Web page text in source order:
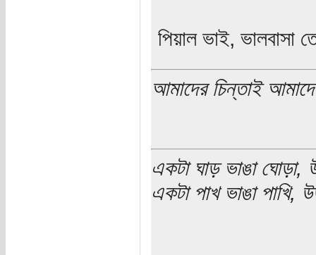
পিয়াল ভাই, ভালবাসা
আমাদের চিন্তাই
একটা ঘাড় ভাঙা ঘোড়া,
একটা পাখ ভাঙা পাখি,